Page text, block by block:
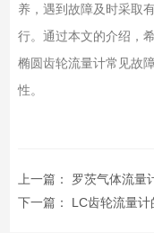
养，遇到故障及时采取
行。通过本文的介绍，
椭圆齿轮流量计常见故
性。
上一篇： 罗茨气体流量
下一篇： LC齿轮流量